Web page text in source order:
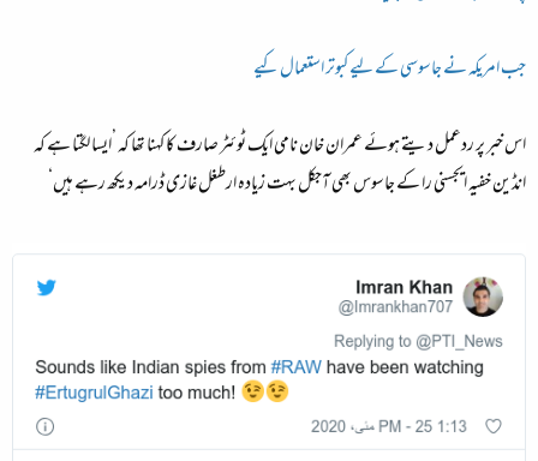
جب امریکہ نے جاسوسی کے لیے کبوتر استعمال کیے
اس خبر پر ردعمل دیتے ہوئے عمران خان نامی ایک ٹوئٹر صارف کا کہنا تھا کہ ’ایسا لگتا ہے کہ
انڈین خفیہ ایجسنی را کے جاسوس بھی آجکل بہت زیادہ ارطغل غازی ڈرامہ دیکھ رہے ہیں‘